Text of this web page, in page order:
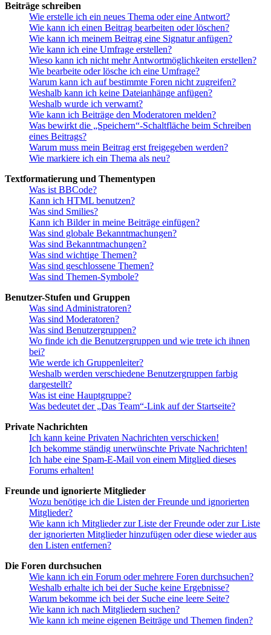
Beiträge schreiben
Wie erstelle ich ein neues Thema oder eine Antwort?
Wie kann ich einen Beitrag bearbeiten oder löschen?
Wie kann ich meinem Beitrag eine Signatur anfügen?
Wie kann ich eine Umfrage erstellen?
Wieso kann ich nicht mehr Antwortmöglichkeiten erstellen?
Wie bearbeite oder lösche ich eine Umfrage?
Warum kann ich auf bestimmte Foren nicht zugreifen?
Weshalb kann ich keine Dateianhänge anfügen?
Weshalb wurde ich verwarnt?
Wie kann ich Beiträge den Moderatoren melden?
Was bewirkt die „Speichern“-Schaltfläche beim Schreiben
eines Beitrags?
Warum muss mein Beitrag erst freigegeben werden?
Wie markiere ich ein Thema als neu?
Textformatierung und Thementypen
Was ist BBCode?
Kann ich HTML benutzen?
Was sind Smilies?
Kann ich Bilder in meine Beiträge einfügen?
Was sind globale Bekanntmachungen?
Was sind Bekanntmachungen?
Was sind wichtige Themen?
Was sind geschlossene Themen?
Was sind Themen-Symbole?
Benutzer-Stufen und Gruppen
Was sind Administratoren?
Was sind Moderatoren?
Was sind Benutzergruppen?
Wo finde ich die Benutzergruppen und wie trete ich ihnen
bei?
Wie werde ich Gruppenleiter?
Weshalb werden verschiedene Benutzergruppen farbig
dargestellt?
Was ist eine Hauptgruppe?
Was bedeutet der „Das Team“-Link auf der Startseite?
Private Nachrichten
Ich kann keine Privaten Nachrichten verschicken!
Ich bekomme ständig unerwünschte Private Nachrichten!
Ich habe eine Spam-E-Mail von einem Mitglied dieses
Forums erhalten!
Freunde und ignorierte Mitglieder
Wozu benötige ich die Listen der Freunde und ignorierten
Mitglieder?
Wie kann ich Mitglieder zur Liste der Freunde oder zur Liste
der ignorierten Mitglieder hinzufügen oder diese wieder aus
den Listen entfernen?
Die Foren durchsuchen
Wie kann ich ein Forum oder mehrere Foren durchsuchen?
Weshalb erhalte ich bei der Suche keine Ergebnisse?
Warum bekomme ich bei der Suche eine leere Seite?
Wie kann ich nach Mitgliedern suchen?
Wie kann ich meine eigenen Beiträge und Themen finden?